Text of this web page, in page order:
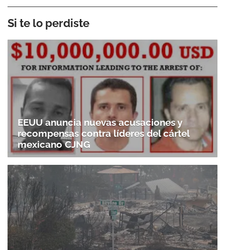
Si te lo perdiste
EEUU anuncia nuevas acusaciones y
recompensas contra líderes del cártel
mexicano CJNG